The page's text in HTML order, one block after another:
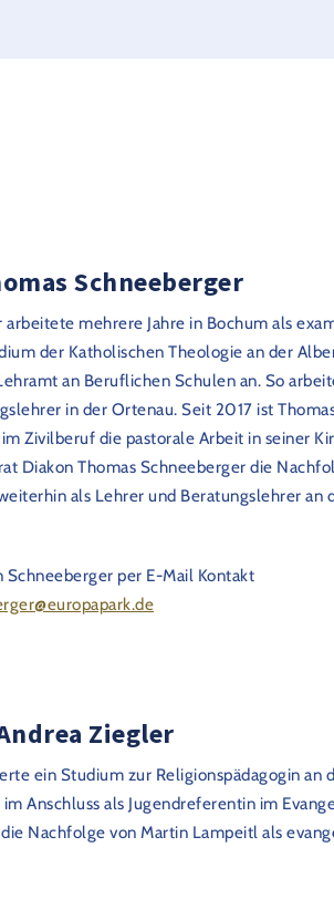
im Europa-Park bietet einen weiteren
Perspektive und erschließen Sie sich
Tour empfiehlt sich mindestens
unabhängig. Kontaktieren Sie uns
oder haben Fragen? Schreiben Sie
Schneeberger
arbeitete mehrere Jahre in Bochum als
der Katholischen Theologie an der
an Beruflichen Schulen an. So
in der Ortenau. Seit 2017 ist
Zivilberuf die pastorale Arbeit in seiner
Diakon Thomas Schneeberger die
als Lehrer und Beratungslehrer an
per E-Mail Kontakt
Ziegler
ein Studium zur Religionspädagogin an
Anschluss als Jugendreferentin im
Nachfolge von Martin Lampeitl als